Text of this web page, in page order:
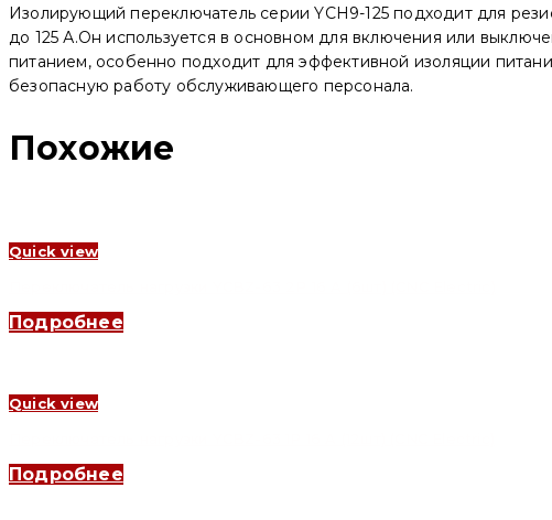
(CNC
Electric)
Изолирующий переключатель серии YCH9-125 подходит для
до 125 А.Он используется в основном для включения или
питанием, особенно подходит для эффективной изоляции
безопасную работу обслуживающего персонала.
Похожие
Quick view
Подробнее
Quick view
Подробнее